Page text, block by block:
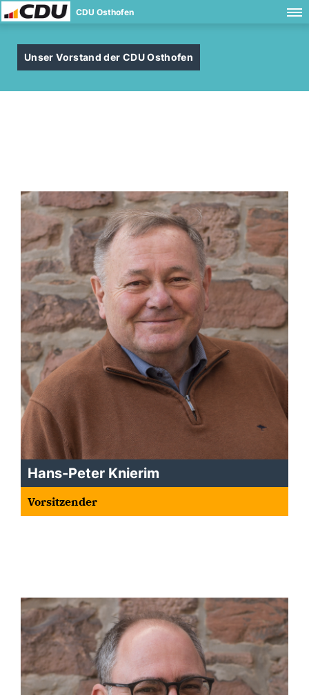
CDU Osthofen
Unser Vorstand der CDU Osthofen
Hans-Peter Knierim
Vorsitzender